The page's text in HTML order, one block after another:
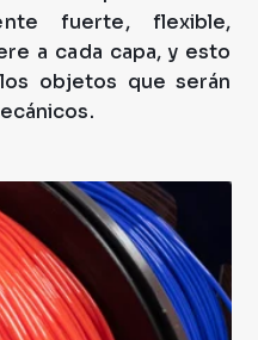
fuerte, flexible,
a cada capa, y esto
objetos que serán